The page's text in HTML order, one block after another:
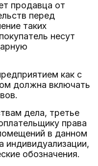
продавца от
перед
таких
несут
как с
должна включать
дела, третье
права
в данном
индивидуализации,
обозначения.